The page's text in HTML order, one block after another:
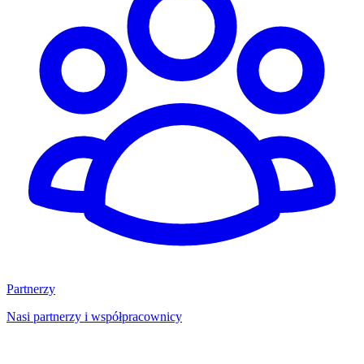
Partnerzy
Nasi partnerzy i współpracownicy